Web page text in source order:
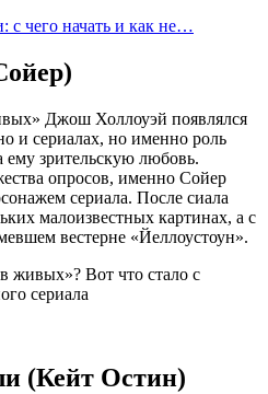
с чего начать и как не…
Джош Холлоуэй появлялся
и сериалах, но именно роль
ему зрительскую любовь.
опросов, именно Сойер
сериала. После сиала
малоизвестных картинах, а с
вестерне «Йеллоустоун».
(Кейт Остин)